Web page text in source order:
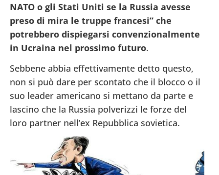
NATO o gli Stati Uniti se la Russia avesse
preso di mira le truppe francesi” che
potrebbero dispiegarsi convenzionalmente
in Ucraina nel prossimo futuro.
Sebbene abbia effettivamente detto questo,
non si può dare per scontato che il blocco o il
suo leader americano si mettano da parte e
lascino che la Russia polverizzi le forze del
loro partner nell’ex Repubblica sovietica.